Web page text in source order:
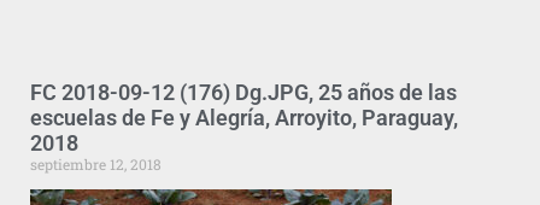
FC 2018-09-12 (176) Dg.JPG, 25 años de las
escuelas de Fe y Alegría, Arroyito, Paraguay,
2018
septiembre 12, 2018